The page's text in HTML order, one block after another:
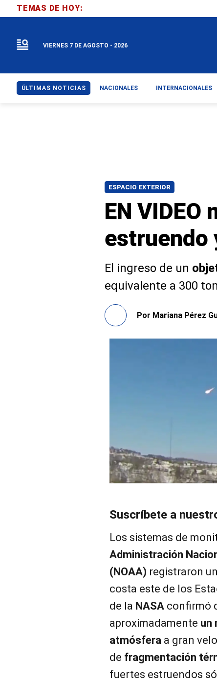
ESPACIO EXTERIOR
EN
estruendo
El ingreso de un
equivalente a 300
Por Mariana Pérez
Suscríbete a
Los sistemas de
Administración
(NOAA) registraron
costa este de los
de la NASA confirmó
aproximadamente un
atmósfera a gran
de fragmentación
fuertes estruendos
TEMAS DE HOY:
VIERNES 7 DE AGOSTO - 2026
ÚLTIMAS NOTICIAS NACIONALES INTERNACIONALES